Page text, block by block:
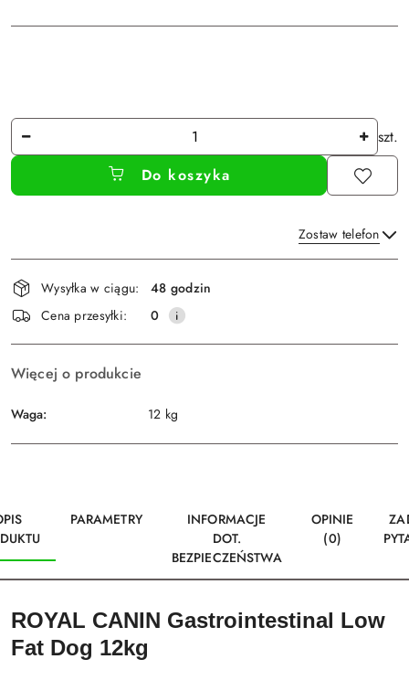
Ilość
szt.
Do koszyka
Zostaw telefon
Wyślij
Dostępność
i
dostawa
Wysyłka w ciągu:
48 godzin
Cena przesyłki:
0
Więcej o produkcie
Waga: 12 kg
PARAMETRY
INFORMACJE
DOT.
BEZPIECZEŃSTWA
OPINIE
(0)
ROYAL CANIN Gastrointestinal Low
Fat Dog 12kg